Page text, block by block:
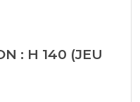
: H 140 (JEU